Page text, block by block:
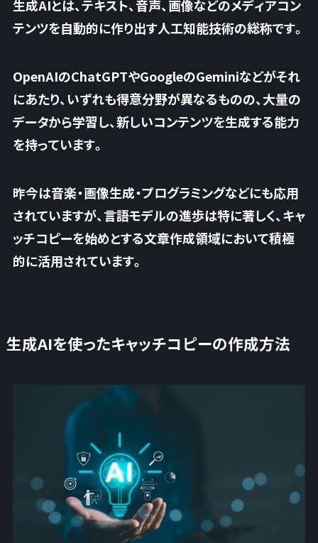
生成AIとは、テキスト、音声、画像などのメディアコン
テンツを自動的に作り出す人工知能技術の総称です。
OpenAIのChatGPTやGoogleのGeminiなどがそれ
にあたり、いずれも得意分野が異なるものの、大量の
データから学習し、新しいコンテンツを生成する能力
を持っています。
昨今は音楽・画像生成・プログラミングなどにも応用
されていますが、言語モデルの進歩は特に著しく、キャ
ッチコピーを始めとする文章作成領域において積極
的に活用されています。
生成AIを使ったキャッチコピーの作成方法